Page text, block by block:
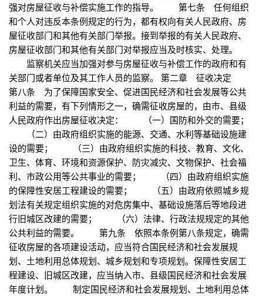
强对房屋征收与补偿实施工作的指导。 第七条 任何组织
和个人对违反本条例规定的行为，都有权向有关人民政府、房
屋征收部门和其他有关部门举报。接到举报的有关人民政府、
房屋征收部门和其他有关部门对举报应当及时核实、处理。
监察机关应当加强对参与房屋征收与补偿工作的政府和有
关部门或者单位及其工作人员的监察。 第二章 征收决定
第八条 为了保障国家安全、促进国民经济和社会发展等公共
利益的需要，有下列情形之一，确需征收房屋的，由市、县级
人民政府作出房屋征收决定： （一）国防和外交的需要；
（二）由政府组织实施的能源、交通、水利等基础设施建
设的需要； （三）由政府组织实施的科技、教育、文化、
卫生、体育、环境和资源保护、防灾减灾、文物保护、社会福
利、市政公用等公共事业的需要； （四）由政府组织实施
的保障性安居工程建设的需要； （五）由政府依照城乡规
划法有关规定组织实施的对危房集中、基础设施落后等地段进
行旧城区改建的需要； （六）法律、行政法规规定的其他
公共利益的需要。 第九条 依照本条例第八条规定，确需
征收房屋的各项建设活动，应当符合国民经济和社会发展规
划、土地利用总体规划、城乡规划和专项规划。保障性安居工
程建设、旧城区改建，应当纳入市、县级国民经济和社会发展
年度计划。 制定国民经济和社会发展规划、土地利用总体